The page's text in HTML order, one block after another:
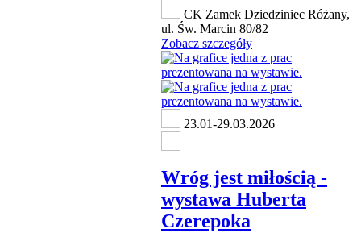
CK Zamek Dziedziniec Różany,
ul. Św. Marcin 80/82
Zobacz szczegóły
23.01-29.03.2026
Wróg jest miłością -
wystawa Huberta
Czerepoka